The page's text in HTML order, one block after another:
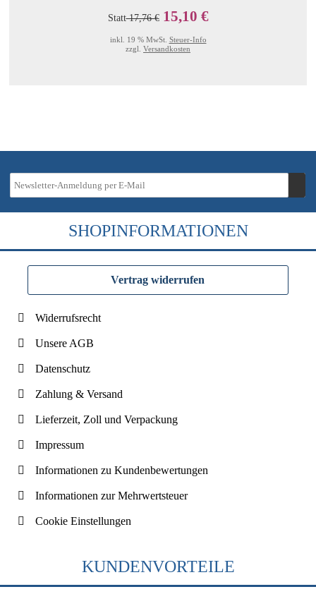
Statt17,76 € 15,10 €
inkl. 19 % MwSt. Steuer-Info
zzgl. Versandkosten
SHOPINFORMATIONEN
Vertrag widerrufen
Widerrufsrecht
Unsere AGB
Datenschutz
Zahlung & Versand
Lieferzeit, Zoll und Verpackung
Impressum
Informationen zu Kundenbewertungen
Informationen zur Mehrwertsteuer
Cookie Einstellungen
KUNDENVORTEILE